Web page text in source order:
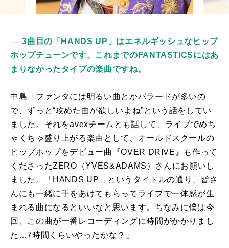
──3曲目の「HANDS UP」はエネルギッシュなヒップ
ホップチューンです。これまでのFANTASTICSにはあ
まりなかったタイプの楽曲ですね。
中島「ファンタには明るい曲とかバラードが多いの
で、ずっと“攻めた曲が欲しいよね”という話をしてい
ました。それをavexチームとも話して、ライブでめち
ゃくちゃ盛り上がる楽曲として、オールドスクールの
ヒップホップをデビュー曲『OVER DRIVE 』も作って
くださったZERO （YVES&ADAMS ）さんにお願いし
ました。「 HANDS UP 」というタイトルの通り、皆さ
んにも一緒に手をあげてもらってライブで一体感が生
まれる曲になるといいなと思います。ちなみに僕は今
回、この曲が一番レコーディングに時間がかかりまし
た…7時間くらいやったかな？」